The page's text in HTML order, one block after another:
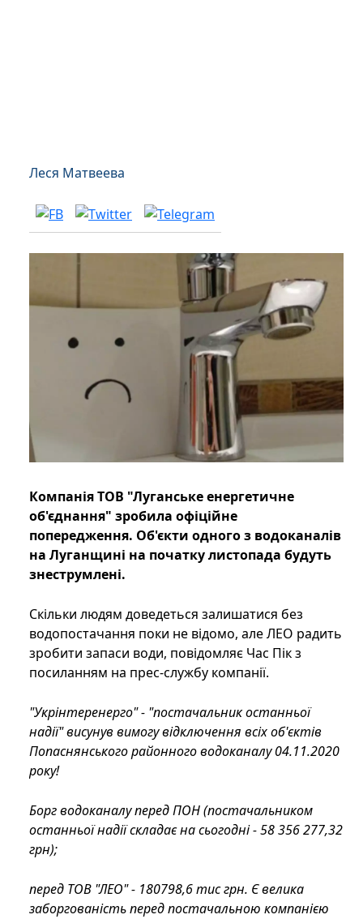
Леся Матвеева
Компанія ТОВ "Луганське енергетичне
об'єднання" зробила офіційне
попередження. Об'єкти одного з водоканалів
на Луганщині на початку листопада будуть
знеструмлені.
Скільки людям доведеться залишатися без
водопостачання поки не відомо, але ЛЕО радить
зробити запаси води, повідомляє Час Пік з
посиланням на прес-службу компанії.
"Укрінтеренерго" - "постачальник останньої
надії" висунув вимогу відключення всіх об'єктів
Попаснянського районного водоканалу 04.11.2020
року!
Борг водоканалу перед ПОН (постачальником
останньої надії складає на сьогодні - 58 356 277,32
грн);
перед ТОВ "ЛЕО" - 180798,6 тис грн. Є велика
заборгованість перед постачальною компанією